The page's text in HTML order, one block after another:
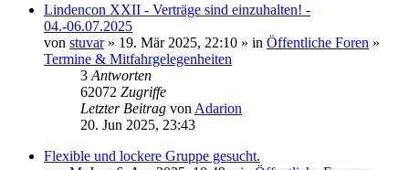
Lindencon XXII - Verträge sind einzuhalten! -
04.-06.07.2025
von stuvar» 19. Mär 2025, 22:10 » in Öffentliche Foren »
Termine & Mitfahrgelegenheiten
3 Antworten
62072 Zugriffe
Letzter Beitrag von Adarion
20. Jun 2025, 23:43
Flexible und lockere Gruppe gesucht.